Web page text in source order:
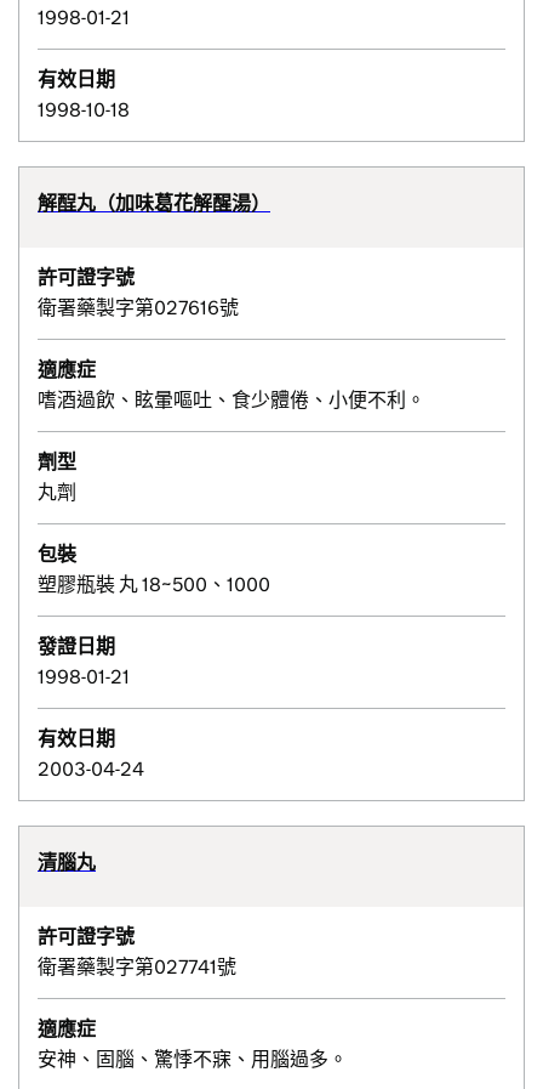
1998-01-21
有效日期
1998-10-18
解酲丸（加味葛花解醒湯）
許可證字號
衛署藥製字第027616號
適應症
嗜酒過飲、眩暈嘔吐、食少體倦、小便不利。
劑型
丸劑
包裝
塑膠瓶裝 丸 18~500、1000
發證日期
1998-01-21
有效日期
2003-04-24
清腦丸
許可證字號
衛署藥製字第027741號
適應症
安神、固腦、驚悸不寐、用腦過多。